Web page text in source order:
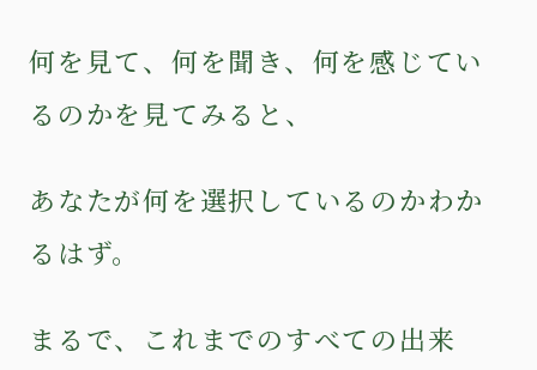
何を見て、何を聞き、何を感じてい
るのかを見てみると、
あなたが何を選択しているのかわか
るはず。
まるで、これまでのすべての出来